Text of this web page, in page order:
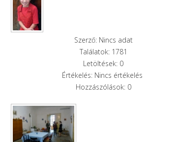
Szerző: Nincs adat
Találatok: 1781
Letöltések: 0
Értékelés: Nincs értékelés
Hozzászólások: 0